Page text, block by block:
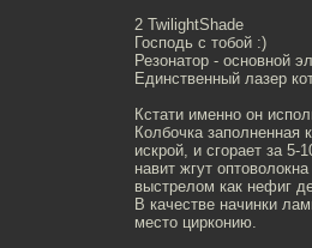
2 TwilightShade
Господь с тобой :)
Резонатор - основной
Единственный лазер
Кстати именно он
Колбочка заполненная
искрой, и сгорает за
навит жгут
выстрелом как нефиг
В качестве начинки
место цирконию.